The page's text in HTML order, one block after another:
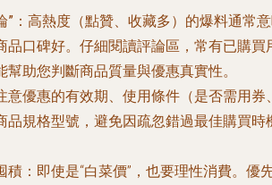
” ：高熱度（點贊、收藏多）的爆料通常
品口碑好。仔細閱讀評論區，常有已購買
幫助您判斷商品質量與優惠真實性。
意優惠的有效期、使用條件（是否需用券
品規格型號，避免因疏忽錯過最佳購買時
積 ：即使是“白菜價”，也要理性消費。優